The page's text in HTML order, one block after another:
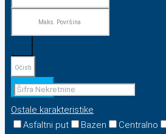
Očisti
Pretraga
Ostale karakteristike
Asfaltni put
Bazen Centralno